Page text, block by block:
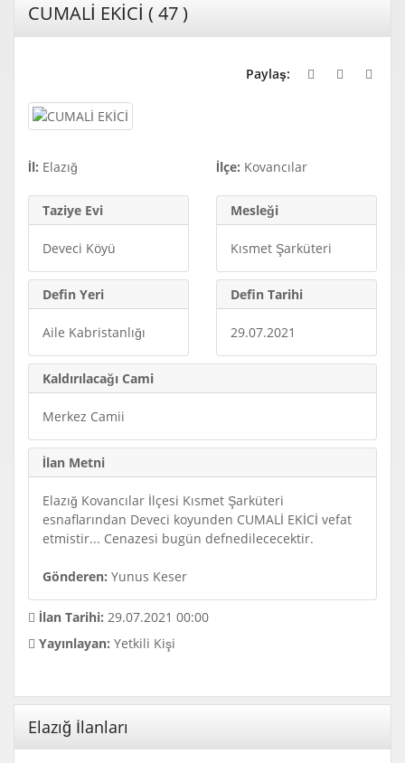
CUMALİ EKİCİ ( 47 )
Paylaş:
İl: Elazığ İlçe: Kovancılar
Taziye Evi
Deveci Köyü
Mesleği
Kısmet Şarküteri
Defin Yeri
Aile Kabristanlığı
Defin Tarihi
29.07.2021
Kaldırılacağı Cami
Merkez Camii
İlan Metni
Elazığ Kovancılar İlçesi Kısmet Şarküteri
esnaflarından Deveci koyunden CUMALİ EKİCİ vefat
etmistir... Cenazesi bugün defnedilececektir.
Gönderen: Yunus Keser
İlan Tarihi: 29.07.2021 00:00
Yayınlayan: Yetkili Kişi
Elazığ İlanları